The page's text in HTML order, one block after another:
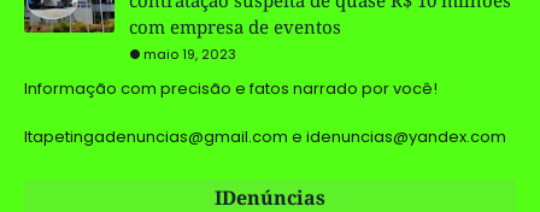
com empresa de eventos
maio 19, 2023
Informação com precisão e fatos narrado por você!
Itapetingadenuncias@gmail.com e idenuncias@yandex.com
IDenúncias